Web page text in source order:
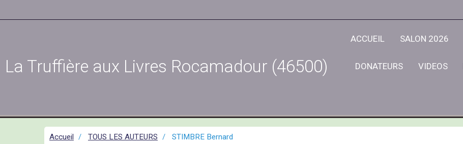
La Truffière aux Livres Rocamadour (46500)
ACCUEIL SALON 2026
DONATEURS VIDEOS
Accueil TOUS LES AUTEURS STIMBRE Bernard